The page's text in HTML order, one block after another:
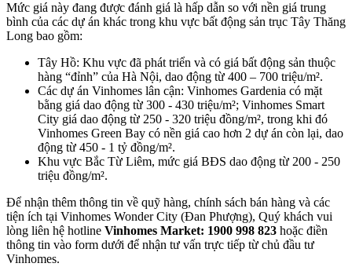
Mức giá này đang được đánh giá là hấp dẫn so với nền giá trung
bình của các dự án khác trong khu vực bất động sản trục Tây Thăng
Long bao gồm:
Tây Hồ: Khu vực đã phát triển và có giá bất động sản thuộc
hàng “đỉnh” của Hà Nội, dao động từ 400 – 700 triệu/m².
Các dự án Vinhomes lân cận: Vinhomes Gardenia có mặt
bằng giá dao động từ 300 - 430 triệu/m²; Vinhomes Smart
City giá dao động từ 250 - 320 triệu đồng/m², trong khi đó
Vinhomes Green Bay có nền giá cao hơn 2 dự án còn lại, dao
động từ 450 - 1 tỷ đồng/m².
Khu vực Bắc Từ Liêm, mức giá BĐS dao động từ 200 - 250
triệu đồng/m².
Để nhận thêm thông tin về quỹ hàng, chính sách bán hàng và các
tiện ích tại Vinhomes Wonder City (Đan Phượng), Quý khách vui
lòng liên hệ hotline Vinhomes Market: 1900 998 823 hoặc điền
thông tin vào form dưới để nhận tư vấn trực tiếp từ chủ đầu tư
Vinhomes.